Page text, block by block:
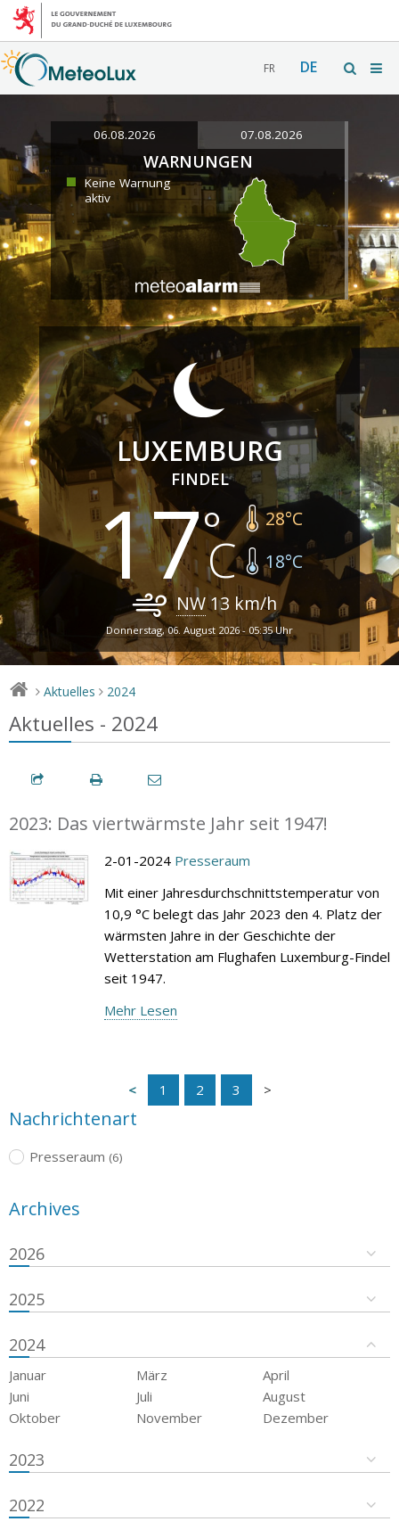
FR DE
06.08.2026 07.08.2026
WARNUNGEN
Keine Warnung
aktiv
LUXEMBURG
FINDEL
17 28°C
18°C
NW13 km/h
Donnerstag, 06. August 2026 - 05:35 Uhr
> Aktuelles > 2024
Aktuelles - 2024
2023: Das viertwärmste Jahr seit 1947!
2-01-2024 Presseraum
Mit einer Jahresdurchschnittstemperatur von
10,9 °C belegt das Jahr 2023 den 4. Platz der
wärmsten Jahre in der Geschichte der
Wetterstation am Flughafen Luxemburg-Findel
seit 1947.
Mehr Lesen
1 2 3
Nachrichtenart
Presseraum (6)
Archives
2026
2025
2024
Januar März
April
Juni
Juli
August
Oktober
November Dezember
2023
2022